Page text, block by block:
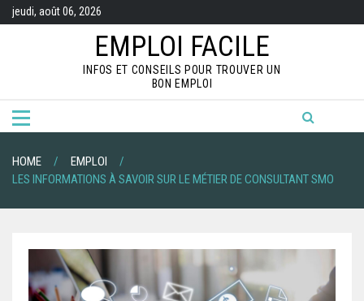
t
jeudi, août 06, 2026
EMPLOI FACILE
INFOS ET CONSEILS POUR TROUVER UN
BON EMPLOI
HOME
EMPLOI
LES INFORMATIONS À SAVOIR SUR LE MÉTIER DE CONSULTANT SMO